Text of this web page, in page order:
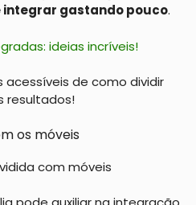
gastando pouco.
ideias incríveis!
acessíveis de como dividir
resultados!
os móveis